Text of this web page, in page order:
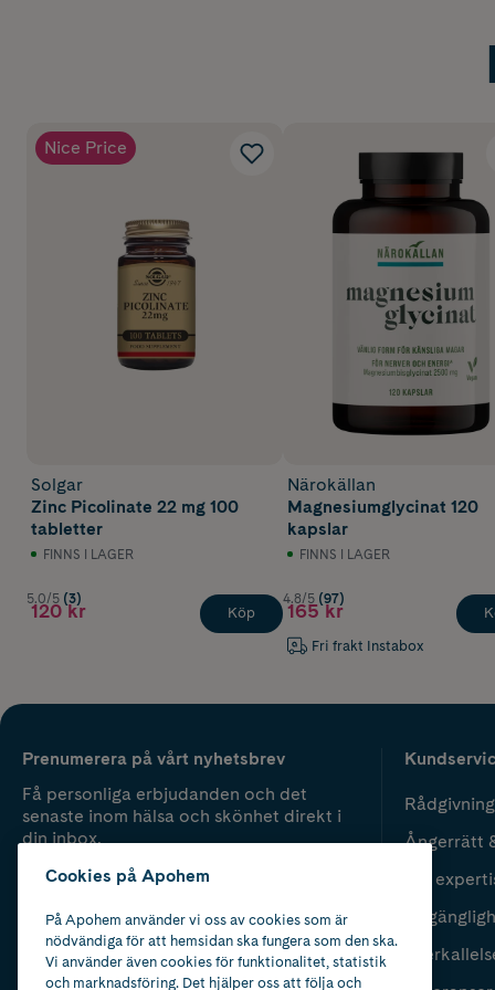
Nice Price
Solgar
Zinc Picolinate 22 mg 100
tabletter
FINNS I LAGER
5.0/5 (3)
120 kr Köp
Närokällan
Magnesiumglycinat 120
kapslar
FINNS I LAGER
4.8/5 (97)
165 kr
Fri frakt Instabox
Prenumerera på vårt nyhetsbrev
Få personliga erbjudanden och det
senaste inom hälsa och skönhet direkt i
din inbox.
Ångerrätt
Vår
Cookies på Apohem
På Apohem använder vi oss av cookies som är
nödvändiga för att hemsidan ska fungera som den ska.
Vi använder även cookies för funktionalitet, statistik
och marknadsföring. Det hjälper oss att följa och